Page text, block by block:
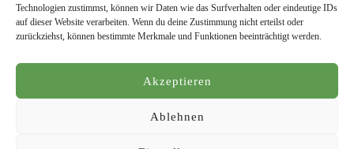
Technologien zustimmst, können wir Daten wie das Surfverhalten oder eindeutige IDs
auf dieser Website verarbeiten. Wenn du deine Zustimmung nicht erteilst oder
zurückziehst, können bestimmte Merkmale und Funktionen beeinträchtigt werden.
Akzeptieren
Ablehnen